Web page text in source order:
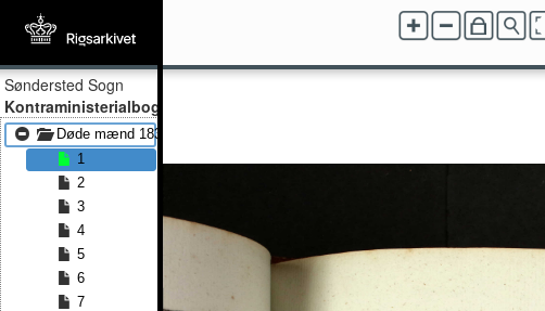
Søndersted Sogn
Kontraministerialbog
Døde mænd 1831 - Døde mænd 1841
1
2
3
4
5
6
7